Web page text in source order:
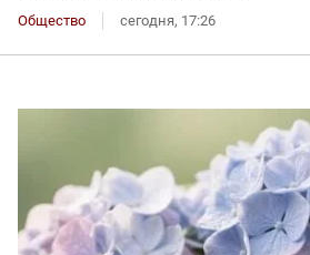
Общество сегодня, 17:26